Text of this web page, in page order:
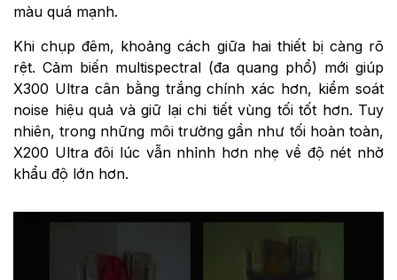
màu quá mạnh.
Khi chụp đêm, khoảng cách giữa hai thiết bị càng rõ
rệt. Cảm biến multispectral (đa quang phổ) mới giúp
X300 Ultra cân bằng trắng chính xác hơn, kiểm soát
noise hiệu quả và giữ lại chi tiết vùng tối tốt hơn. Tuy
nhiên, trong những môi trường gần như tối hoàn toàn,
X200 Ultra đôi lúc vẫn nhỉnh hơn nhẹ về độ nét nhờ
khẩu độ lớn hơn.